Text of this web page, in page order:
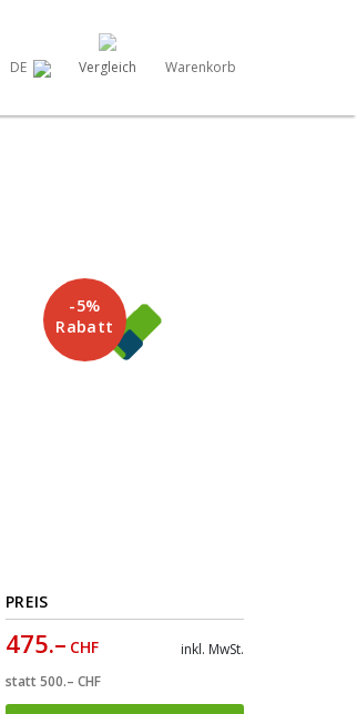
DE Vergleich Warenkorb
-5%
Rabatt
PREIS
475.– CHF
inkl. MwSt.
statt500.– CHF